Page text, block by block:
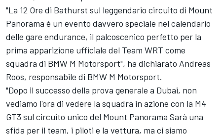
"La 12 Ore di Bathurst sul leggendario circuito di Mount
Panorama è un evento davvero speciale nel calendario
delle gare endurance, il palcoscenico perfetto per la
prima apparizione ufficiale del Team WRT come
squadra di BMW M Motorsport", ha dichiarato Andreas
Roos, responsabile di BMW M Motorsport.
"Dopo il successo della prova generale a Dubai, non
vediamo l'ora di vedere la squadra in azione con la M4
GT3 sul circuito unico del Mount Panorama Sarà una
sfida per il team, i piloti e la vettura, ma ci siamo